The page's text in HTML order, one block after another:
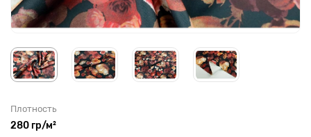
Плотность
280 гр/м²